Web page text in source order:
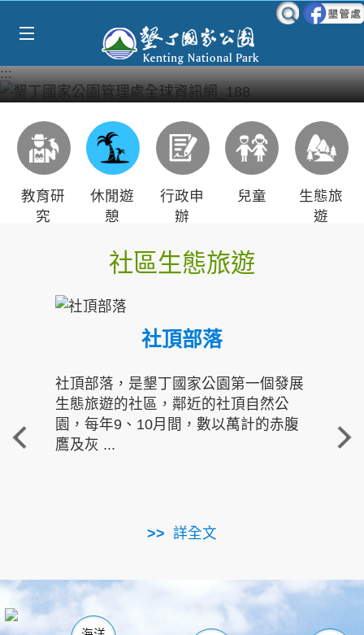
:::
教育研
究
休閒遊
憩
行政申
辦
兒童
生態旅
遊
社區生態旅遊
社頂部落
社頂部落，是墾丁國家公園第一個發展
生態旅遊的社區，鄰近的社頂自然公
園，每年9、10月間，數以萬計的赤腹
鷹及灰 ...
詳全文
重
走進
南仁湖
海生館
恆春 佳樂水
龍鑾潭自然中心 森林遊樂區
瓊麻館
關山 墾管處遊客中心
社頂公園 風吹沙